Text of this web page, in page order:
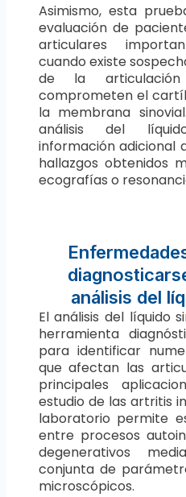
Asimismo, esta
evaluación de
articulares
cuando existe
de la
comprometen el
la membrana
análisis del
información adicional
hallazgos obtenidos
ecografías o
análisis del
El análisis del líquido
herramienta
para identificar
que afectan las
principales
estudio de las artritis
laboratorio permite
entre procesos
degenerativos
conjunta de
microscópicos.